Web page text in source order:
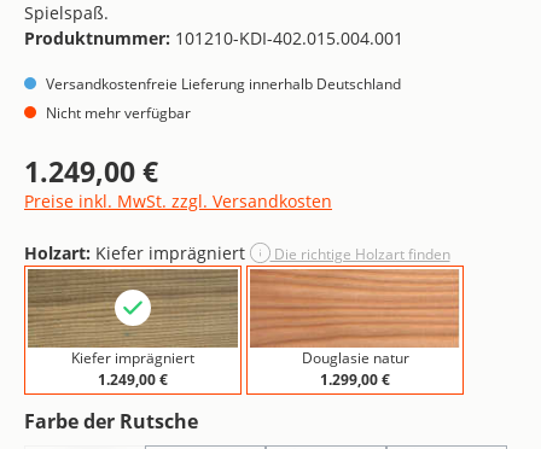
Spielspaß.
Produktnummer: 101210-KDI-402.015.004.001
Versandkostenfreie Lieferung innerhalb Deutschland
Nicht mehr verfügbar
Regulärer Preis:
1.249,00 €
Preise inkl. MwSt. zzgl. Versandkosten
Holzart: Kiefer imprägniert Die richtige Holzart finden
Kiefer imprägniert
1.249,00 €
Douglasie natur
1.299,00 €
Farbe der Rutscheauswählen